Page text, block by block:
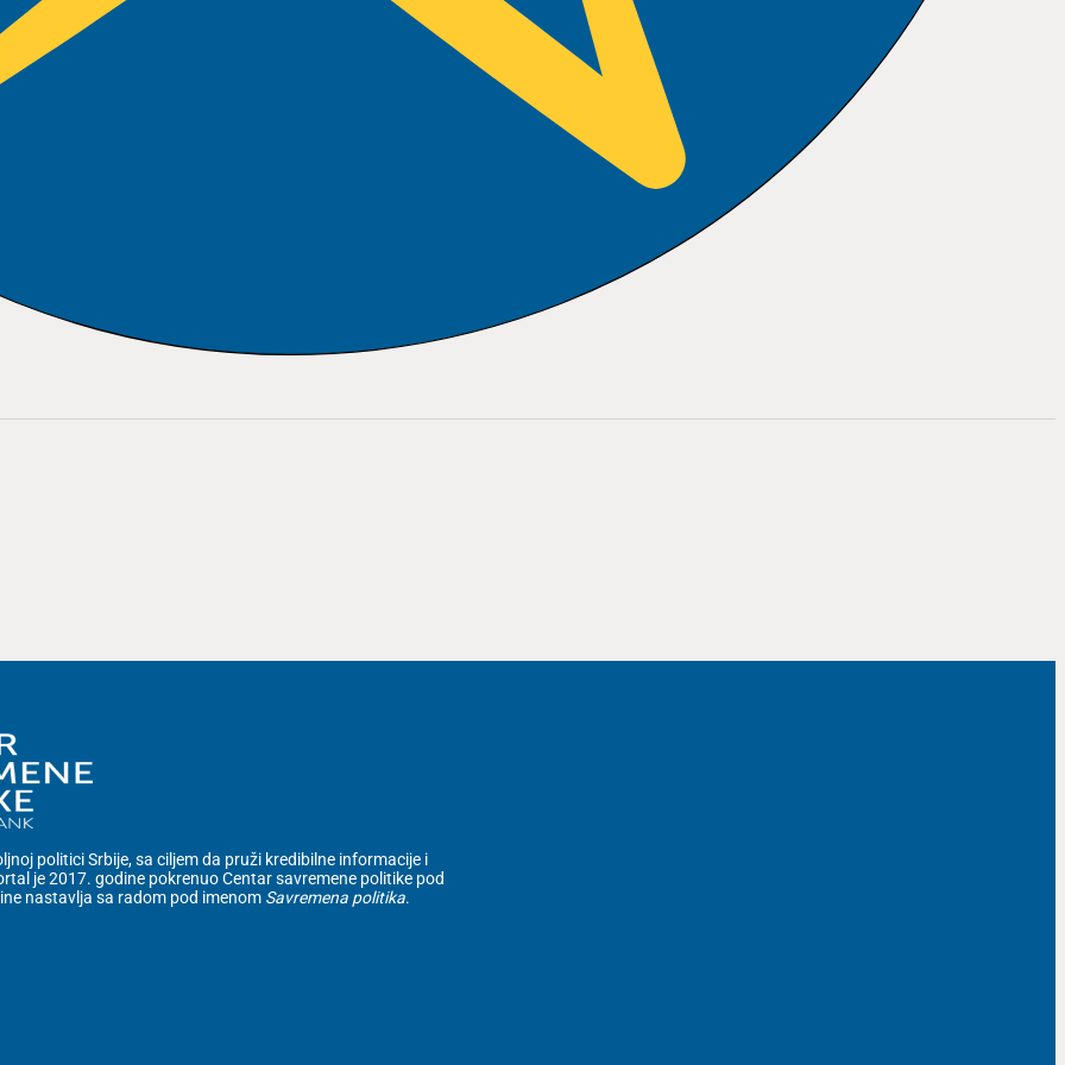
politici Srbije, sa ciljem da pruži kredibilne informacije i
je 2017. godine pokrenuo Centar savremene politike pod
nastavlja sa radom pod imenom Savremena politika.